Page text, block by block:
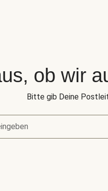
ob wir
Bitte gib Deine